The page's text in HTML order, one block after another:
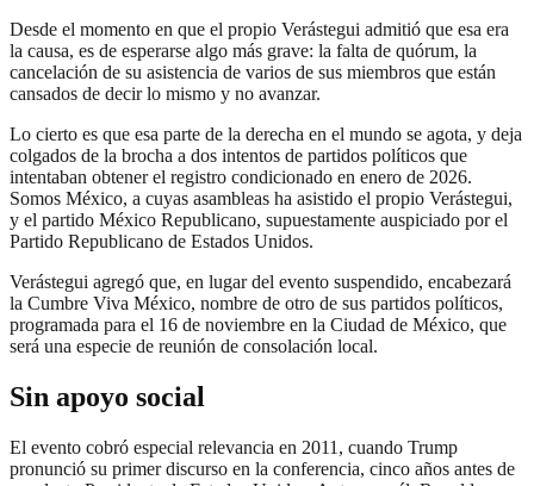
Desde el momento en que el propio Verástegui admitió que esa era
la causa, es de esperarse algo más grave: la falta de quórum, la
cancelación de su asistencia de varios de sus miembros que están
cansados de decir lo mismo y no avanzar.
Lo cierto es que esa parte de la derecha en el mundo se agota, y deja
colgados de la brocha a dos intentos de partidos políticos que
intentaban obtener el registro condicionado en enero de 2026.
Somos México, a cuyas asambleas ha asistido el propio Verástegui,
y el partido México Republicano, supuestamente auspiciado por el
Partido Republicano de Estados Unidos.
Verástegui agregó que, en lugar del evento suspendido, encabezará
la Cumbre Viva México, nombre de otro de sus partidos políticos,
programada para el 16 de noviembre en la Ciudad de México, que
será una especie de reunión de consolación local.
Sin apoyo social
El evento cobró especial relevancia en 2011, cuando Trump
pronunció su primer discurso en la conferencia, cinco años antes de